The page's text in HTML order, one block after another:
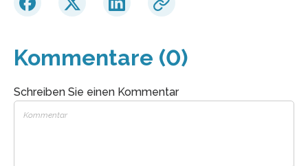
Kommentare (0)
Schreiben Sie einen Kommentar